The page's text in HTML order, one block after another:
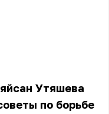
Утяшева
по борьбе